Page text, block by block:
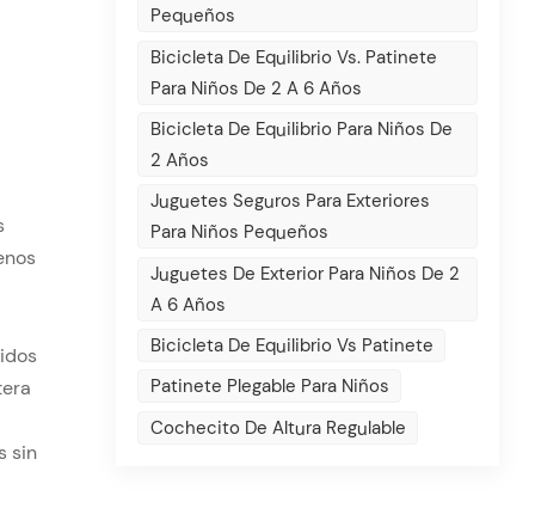
Pequeños
Bicicleta De Equilibrio Vs. Patinete
Para Niños De 2 A 6 Años
Bicicleta De Equilibrio Para Niños De
2 Años
Juguetes Seguros Para Exteriores
Para Niños Pequeños
Juguetes De Exterior Para Niños De 2
A 6 Años
Bicicleta De Equilibrio Vs Patinete
Patinete Plegable Para Niños
Cochecito De Altura Regulable
sin